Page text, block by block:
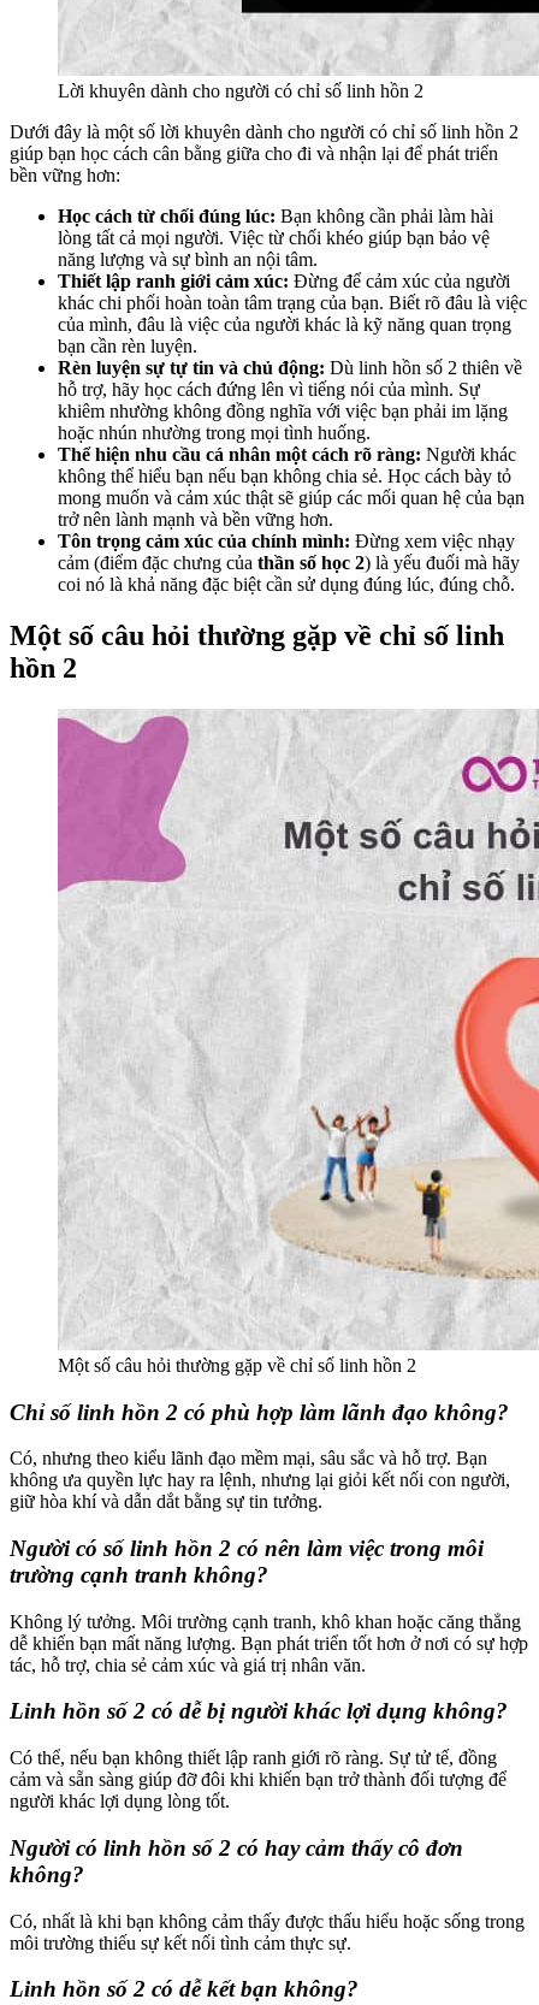
Lời khuyên dành cho người có chỉ số linh hồn 2
Dưới đây là một số lời khuyên dành cho người có chỉ số linh hồn 2
giúp bạn học cách cân bằng giữa cho đi và nhận lại để phát triển
bền vững hơn:
Học cách từ chối đúng lúc: Bạn không cần phải làm hài
lòng tất cả mọi người. Việc từ chối khéo giúp bạn bảo vệ
năng lượng và sự bình an nội tâm.
Thiết lập ranh giới cảm xúc: Đừng để cảm xúc của người
khác chi phối hoàn toàn tâm trạng của bạn. Biết rõ đâu là việc
của mình, đâu là việc của người khác là kỹ năng quan trọng
bạn cần rèn luyện.
Rèn luyện sự tự tin và chủ động: Dù linh hồn số 2 thiên về
hỗ trợ, hãy học cách đứng lên vì tiếng nói của mình. Sự
khiêm nhường không đồng nghĩa với việc bạn phải im lặng
hoặc nhún nhường trong mọi tình huống.
Thể hiện nhu cầu cá nhân một cách rõ ràng: Người khác
không thể hiểu bạn nếu bạn không chia sẻ. Học cách bày tỏ
mong muốn và cảm xúc thật sẽ giúp các mối quan hệ của bạn
trở nên lành mạnh và bền vững hơn.
Tôn trọng cảm xúc của chính mình: Đừng xem việc nhạy
cảm (điểm đặc chưng của thần số học 2) là yếu đuối mà hãy
coi nó là khả năng đặc biệt cần sử dụng đúng lúc, đúng chỗ.
Một số câu hỏi thường gặp về chỉ số linh
hồn 2
Một số câu hỏi thường gặp về chỉ số linh hồn 2
Chỉ số linh hồn 2 có phù hợp làm lãnh đạo không?
Có, nhưng theo kiểu lãnh đạo mềm mại, sâu sắc và hỗ trợ. Bạn
không ưa quyền lực hay ra lệnh, nhưng lại giỏi kết nối con người,
giữ hòa khí và dẫn dắt bằng sự tin tưởng.
Người có số linh hồn 2 có nên làm việc trong môi
trường cạnh tranh không?
Không lý tưởng. Môi trường cạnh tranh, khô khan hoặc căng thẳng
dễ khiến bạn mất năng lượng. Bạn phát triển tốt hơn ở nơi có sự hợp
tác, hỗ trợ, chia sẻ cảm xúc và giá trị nhân văn.
Linh hồn số 2 có dễ bị người khác lợi dụng không?
Có thể, nếu bạn không thiết lập ranh giới rõ ràng. Sự tử tế, đồng
cảm và sẵn sàng giúp đỡ đôi khi khiến bạn trở thành đối tượng để
người khác lợi dụng lòng tốt.
Người có linh hồn số 2 có hay cảm thấy cô đơn
không?
Có, nhất là khi bạn không cảm thấy được thấu hiểu hoặc sống trong
môi trường thiếu sự kết nối tình cảm thực sự.
Linh hồn số 2 có dễ kết bạn không?